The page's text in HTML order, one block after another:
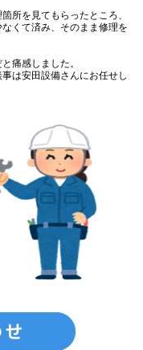
所を見てもらったところ、
くて済み、そのまま修理を
痛感しました。
は安田設備さんにお任せし